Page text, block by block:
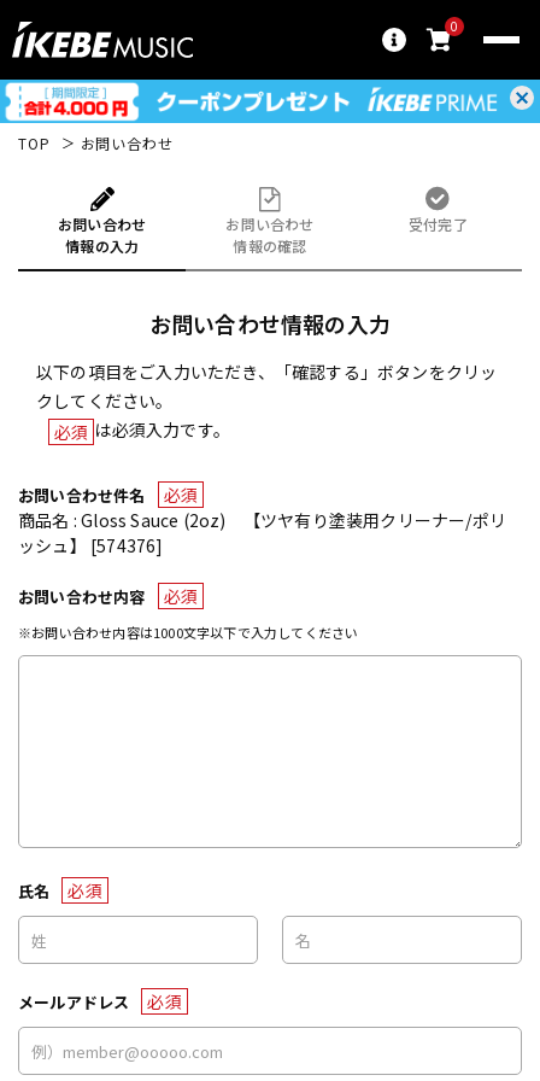
0
TOP お問い合わせ
お問い合わせ
情報の入力
お問い合わせ
情報の確認
受付完了
お問い合わせ情報の入力
以下の項目をご入力いただき、「確認する」ボタンをクリッ
クしてください。
必須 は必須入力です。
お問い合わせ件名
必須
商品名 : Gloss Sauce (2oz) 【ツヤ有り塗装用クリーナー/ポリ
ッシュ】 [574376]
お問い合わせ内容 必須
※お問い合わせ内容は1000文字以下で入力してください
氏名 必須
メールアドレス 必須